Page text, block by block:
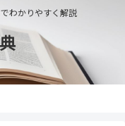
わかりやすく解説